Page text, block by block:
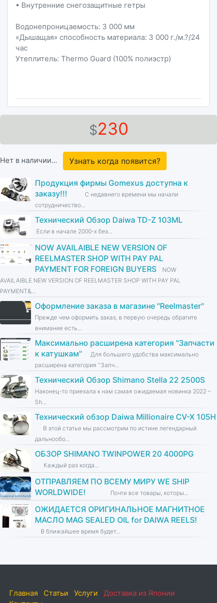
$230
Нет в наличии... Узнать когда появится?
Продукция фирмы Gomexus доступна к
заказу!!!
С недавнего времени мы начали
сотрудничество...
Технический Обзор Daiwa TD-Z 103ML
Если в начале 2000-х без...
NOW AVAILAIBLE NEW VERSION OF
REELMASTER SHOP WITH PAY PAL
PAYMENT FOR FOREIGN BUYERS
NOW
AVAILAIBLE NEW VERSION OF REELMASTER SHOP WITH PAY PAL
PAYMENT&...
Оформление заказа в магазине ''Reelmaster''
Прежде чем оформить заказ, в первую очередь обратите
внимание есть...
Максимально расширена категория ''Запчасти
к катушкам''
Для большего удобства максимально
расширена категория ''Запч...
Технический Обзор Shimano Stella 22 2500S
Наконец-то приехала к нам самая ожидаемая новинка 2022 –
Sh...
Технический обзор Daiwa Millionaire CV-X 105H
В этой статье мы рассмотрим по истине легендарный
дальнообо...
ОБЗОР SHIMANO TWINPOWER 20 4000PG
Каждый раз когда...
ОТПРАВЛЯЕМ ПО ВСЕМУ МИРУ WE SHIP
WORLDWIDE!
Почти все товары, которы...
ОЖИДАЕТСЯ ОРИГИНАЛЬНОЕ МАГНИТНОЕ
МАСЛО MAG SEALED OIL for DAIWA REELS!
В ближайшее время будет...
• Внутренние снегозащитные гетры
Водонепроницаемость: 3 000 мм
«Дышащая» способность материала: 3 000 г./м.?/24
час
Утеплитель: Thermo Guard (100% полиэстр)
Главная Статьи Услуги
Доставка из Японии